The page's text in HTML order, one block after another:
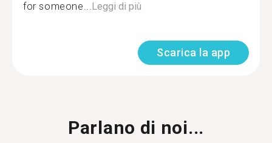
for someone...Leggi di più
Scarica la app
Parlano di noi...